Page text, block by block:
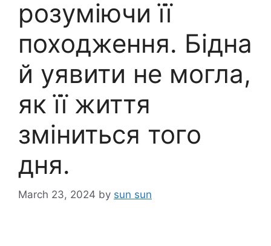
розуміючи її
походження. Бідна
й уявити не могла,
як її життя
зміниться того
дня.
March 23, 2024 by sun sun